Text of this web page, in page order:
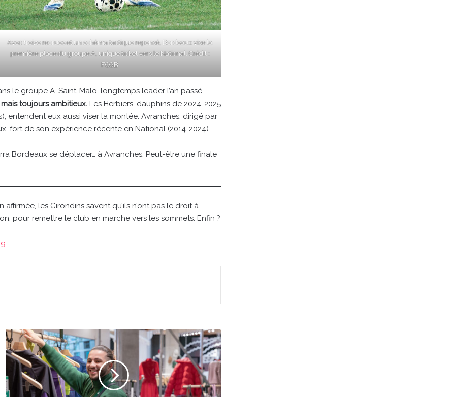
Avec treize recrues et un schéma tactique repensé, Bordeaux vise la
première place du groupe A, unique ticket vers le National. Crédit :
FCGB
le groupe A. Saint-Malo, longtemps leader l’an passé
toujours ambitieux. Les Herbiers, dauphins de 2024-2025
entendent eux aussi viser la montée. Avranches, dirigé par
fort de son expérience récente en National (2014-2024).
Bordeaux se déplacer… à Avranches. Peut-être une finale
les Girondins savent qu’ils n’ont pas le droit à
pour remettre le club en marche vers les sommets. Enfin ?
Mode
à
Bordeaux
des
dizaines